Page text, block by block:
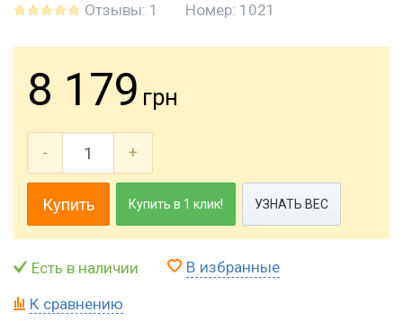
Отзывы: 1 Номер: 1021
8 179 грн
- +
Купить Купить в 1 клик! УЗНАТЬ ВЕС
Есть в наличии В избранные
К сравнению